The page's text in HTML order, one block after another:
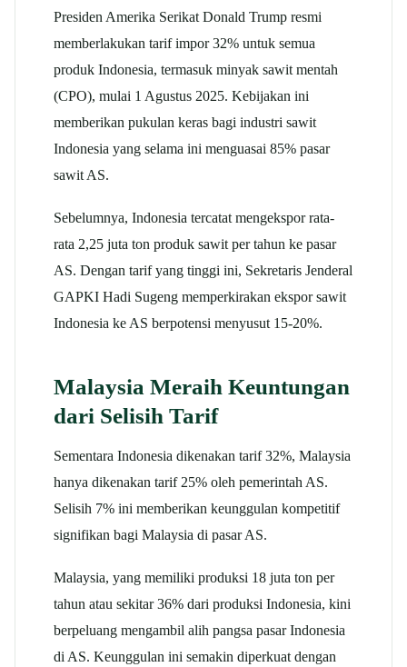
Presiden Amerika Serikat Donald Trump resmi
memberlakukan tarif impor 32% untuk semua
produk Indonesia, termasuk minyak sawit mentah
(CPO), mulai 1 Agustus 2025. Kebijakan ini
memberikan pukulan keras bagi industri sawit
Indonesia yang selama ini menguasai 85% pasar
sawit AS.
Sebelumnya, Indonesia tercatat mengekspor rata-
rata 2,25 juta ton produk sawit per tahun ke pasar
AS. Dengan tarif yang tinggi ini, Sekretaris Jenderal
GAPKI Hadi Sugeng memperkirakan ekspor sawit
Indonesia ke AS berpotensi menyusut 15-20%.
Malaysia Meraih Keuntungan
dari Selisih Tarif
Sementara Indonesia dikenakan tarif 32%, Malaysia
hanya dikenakan tarif 25% oleh pemerintah AS.
Selisih 7% ini memberikan keunggulan kompetitif
signifikan bagi Malaysia di pasar AS.
Malaysia, yang memiliki produksi 18 juta ton per
tahun atau sekitar 36% dari produksi Indonesia, kini
berpeluang mengambil alih pangsa pasar Indonesia
di AS. Keunggulan ini semakin diperkuat dengan